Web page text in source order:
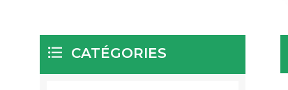
CATÉGORIES